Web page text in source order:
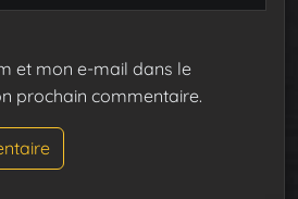
et mon e-mail dans le
prochain commentaire.